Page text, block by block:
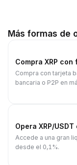
Más formas de
Compra XRP con
Compra con tarjeta
bancaria o P2P en
Opera XRP/
Accede a una gran
desde el 0,1%.